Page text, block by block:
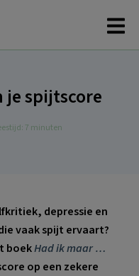
je spijtscore
7 minuten
depressie en
vaak spijt ervaart?
boekHad ik maar …
op een zekere